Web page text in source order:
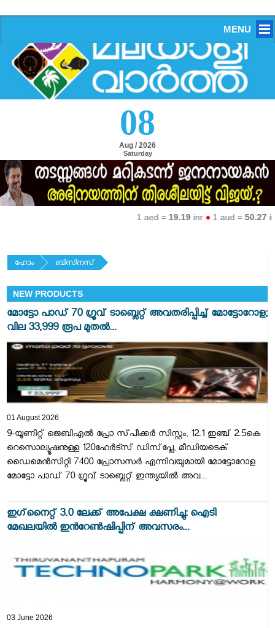
MENU
08
Aug / 2026
Saturday
19.19inr●1 aud =50.27inr●1
ഹോം ബിസിനസ്
NEW PRODUCTS
മോട്ടോ പാഡ് 70 ഗ്രൂവ് ടാബ്ലെറ്റ് അവതരിപ്പിച്ച് മോട്ടോറോള;
വില 33,999 രൂപ മുതൽ...
01 August 2026
9-യൂണിറ്റ് ജെബിഎൽ പ്രോ സ്‌പീക്കർ സിസ്റ്റം, 12.1 ഇഞ്ച് 2.5കെ
റെസൊല്യൂഷനുള്ള 120ഹേർട്സ് ഡിസ്‌പ്ലേ, മീഡിയടെക്
ഡൈമെൻസിറ്റി 7400 പ്രോസസർ എന്നിവയുമായി മോട്ടോറോള
മോട്ടോ പാഡ് 70 ഗ്രൂവ് ടാബ്ലെറ്റ് ഇന്ത്യയിൽ അവ...
ഇഗ്‌നൈറ്റ് 3.0 ലേക്ക് അപേക്ഷ ക്ഷണിച്ചു: ഐടി
മേഖലയില്‍ ഇന്‍റേണ്‍ഷിപ്പിന് അവസരം...
03 June 2026